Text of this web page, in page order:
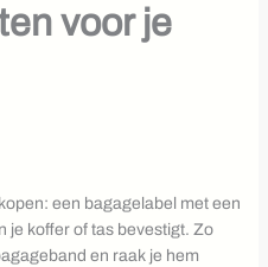
voor je
een bagagelabel met een
je koffer of tas bevestigt. Zo
en raak je hem